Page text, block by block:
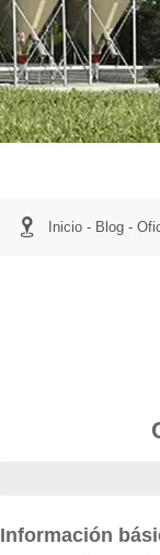
 Inicio- Blog-
Información